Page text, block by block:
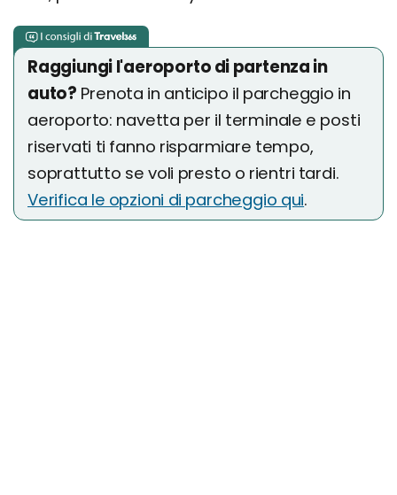
Raggiungi l'aeroporto di partenza in
auto? Prenota in anticipo il parcheggio in
aeroporto: navetta per il terminale e posti
riservati ti fanno risparmiare tempo,
soprattutto se voli presto o rientri tardi.
Verifica le opzioni di parcheggio qui.